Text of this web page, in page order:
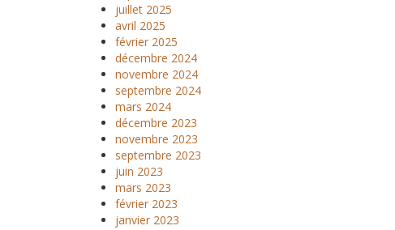
juillet 2025
avril 2025
février 2025
décembre 2024
novembre 2024
septembre 2024
mars 2024
décembre 2023
novembre 2023
septembre 2023
juin 2023
mars 2023
février 2023
janvier 2023